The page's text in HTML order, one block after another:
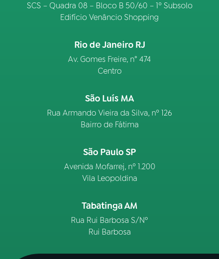
SCS – Quadra 08 – Bloco B 50/60 – 1º Subsolo
Edifício Venâncio Shopping
Rio de Janeiro RJ
Av. Gomes Freire, n° 474
Centro
São Luís MA
Rua Armando Vieira da Silva, nº 126
Bairro de Fátima
São Paulo SP
Avenida Mofarrej, nº 1.200
Vila Leopoldina
Tabatinga AM
Rua Rui Barbosa S/Nº
Rui Barbosa